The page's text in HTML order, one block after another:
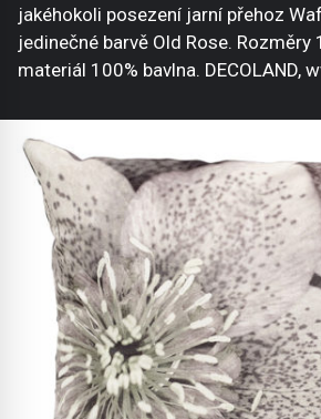
jakéhokoli posezení jarní přehoz
jedinečné barvě Old Rose. Rozměry
materiál 100% bavlna. DECOLAND,